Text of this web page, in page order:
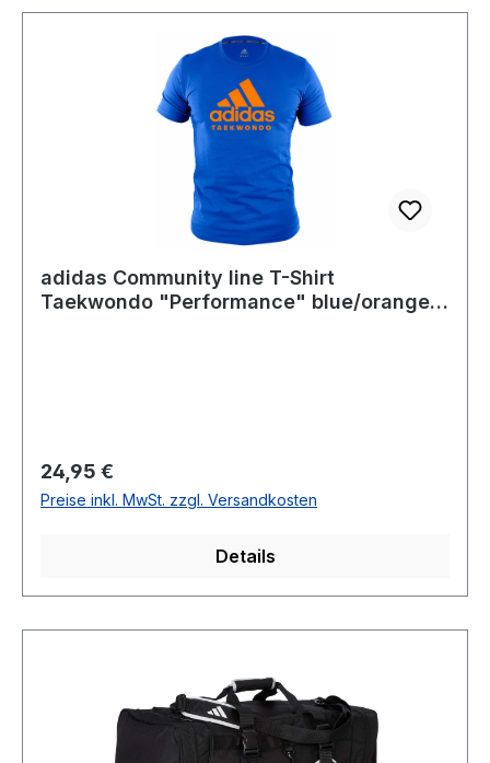
adidas Community line T-Shirt
Taekwondo "Performance" blue/orange,
Regulärer Preis:
24,95 €
Preise inkl. MwSt. zzgl. Versandkosten
Details